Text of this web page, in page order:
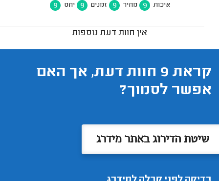
איכות 9 מחיר 9 זמנים 9 יחס 9
אין חוות דעת נוספות
קראת 9 חוות דעת, אך האם
אפשר לסמוך?
שיטת הדירוג באתר מידרג